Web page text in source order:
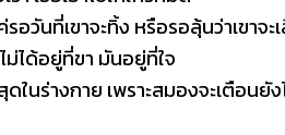
วันที่เขาจะทิ้ง หรือรอลุ้นว่าเขาจะ
ม่ได้อยู่ที่ขา มันอยู่ที่ใจ
นร่างกาย เพราะสมองจะเตือนยัง